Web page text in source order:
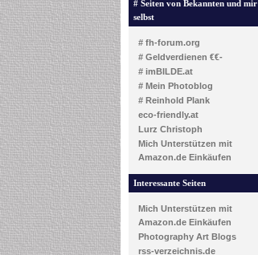
# Seiten von Bekannten und mir
selbst
# fh-forum.org
# Geldverdienen €€-
# imBILDE.at
# Mein Photoblog
# Reinhold Plank
eco-friendly.at
Lurz Christoph
Mich Unterstützen mit
Amazon.de Einkäufen
Interessante Seiten
Mich Unterstützen mit
Amazon.de Einkäufen
Photography Art Blogs
rss-verzeichnis.de